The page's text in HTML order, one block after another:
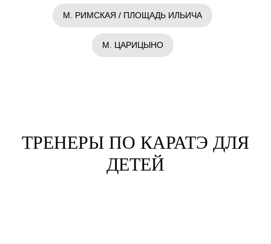
М. РИМСКАЯ / ПЛОЩАДЬ ИЛЬИЧА
М. ЦАРИЦЫНО
ТРЕНЕРЫ ПО КАРАТЭ ДЛЯ
ДЕТЕЙ